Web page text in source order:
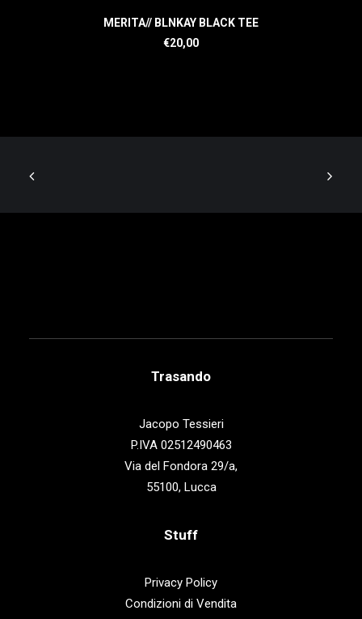
MERITA// BLNKAY BLACK TEE
€20,00
Trasando
Jacopo Tessieri
P.IVA 02512490463
Via del Fondora 29/a,
55100, Lucca
Stuff
Privacy Policy
Condizioni di Vendita